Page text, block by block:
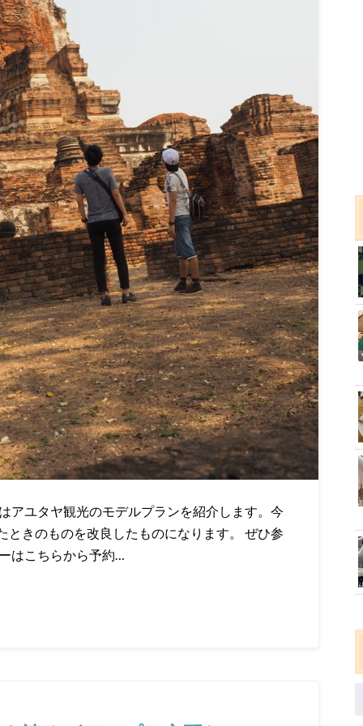
アユタヤ観光のモデルプランを紹介します。今
きのものを改良したものになります。 ぜひ参
はこちらから予約…